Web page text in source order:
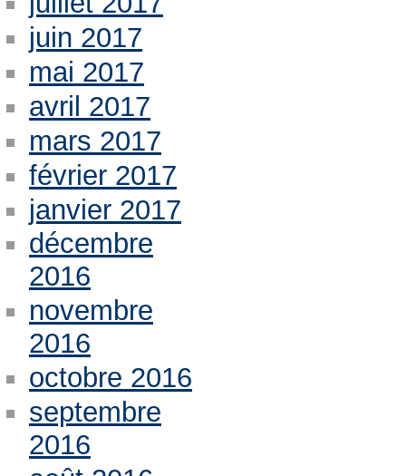
juin 2017
mai 2017
avril 2017
mars 2017
février 2017
janvier 2017
décembre
2016
novembre
2016
octobre 2016
septembre
2016